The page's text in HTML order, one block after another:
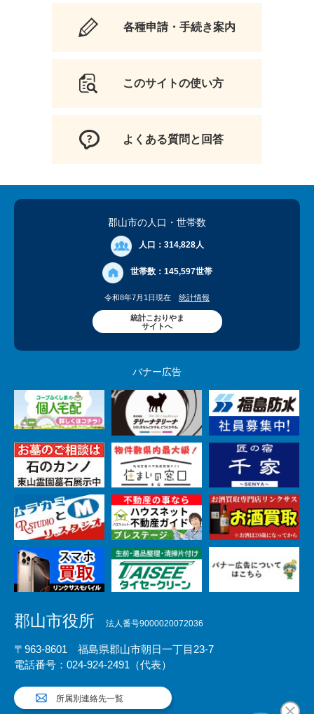
各種申請・手続き案内
このサイトの使い方
よくある質問と回答
郡山市の人口 ・世帯数
人口： 314,828人
世帯数： 145,597世帯
令和8年7月1日現在 統計情報
統計こおりやま
サイトへ
バナー広告
郡山市役所 法人番号9000020072036
〒963-8601 福島県郡山市朝日一丁目23-7
電話番号：024-924-2491（代表）
所属別連絡先一覧